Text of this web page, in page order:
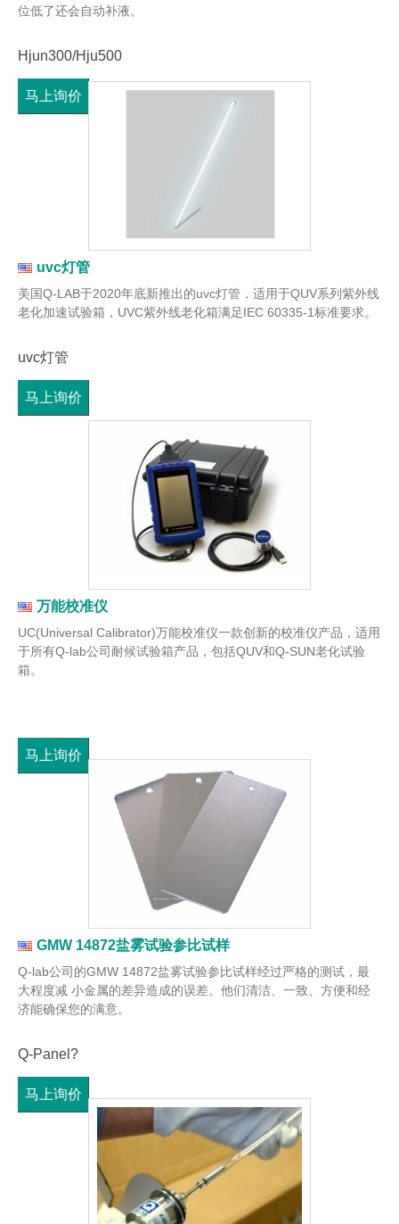
位低了还会自动补液。
Hjun300/Hju500
马上询价
uvc灯管
美国Q-LAB于2020年底新推出的uvc灯管，适用于QUV系列紫外线
老化加速试验箱，UVC紫外线老化箱满足IEC 60335-1标准要求。
uvc灯管
马上询价
万能校准仪
UC(Universal Calibrator)万能校准仪一款创新的校准仪产品，适用
于所有Q-lab公司耐候试验箱产品，包括QUV和Q-SUN老化试验
箱。
马上询价
GMW 14872盐雾试验参比试样
Q-lab公司的GMW 14872盐雾试验参比试样经过严格的测试，最
大程度减 小金属的差异造成的误差。他们清洁、一致、方便和经
济能确保您的满意。
Q-Panel?
马上询价